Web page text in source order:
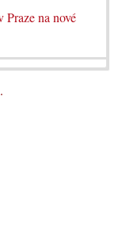
na nové